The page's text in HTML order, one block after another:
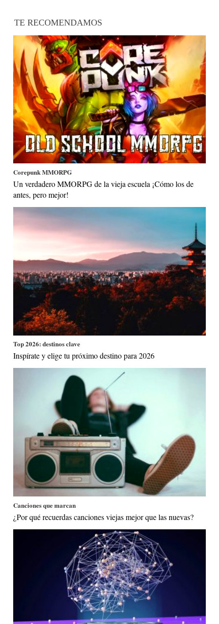
TE RECOMENDAMOS
Corepunk MMORPG
Un verdadero MMORPG de la vieja escuela ¡Cómo los de
antes, pero mejor!
Top 2026: destinos clave
Inspírate y elige tu próximo destino para 2026
Canciones que marcan
¿Por qué recuerdas canciones viejas mejor que las nuevas?